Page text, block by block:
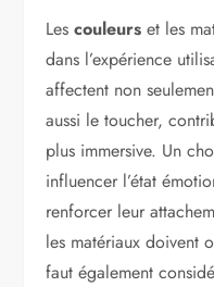
Lescouleurs et les
dans l’expérience
affectent non
aussi le toucher,
plus immersive. Un
influencer l’état
renforcer leur
les matériaux doivent
faut également